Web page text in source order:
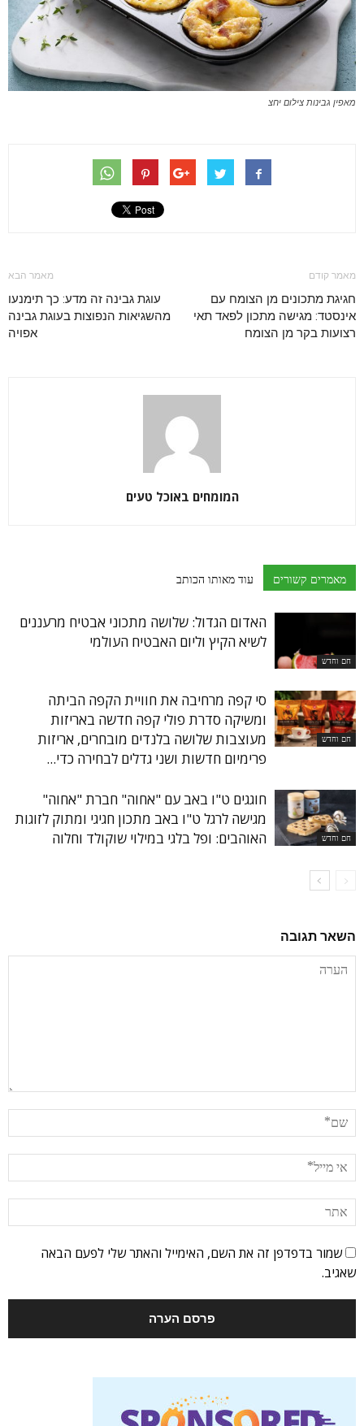
מאפין גבינות צילום יחצ
מאמר קודם
חגיגת מתכונים מן הצומח עם
אינסטד: מגישה מתכון לפאד תאי
רצועות בקר מן הצומח
מאמר הבא
עוגת גבינה זה מדע: כך תימנעו
מהשגיאות הנפוצות בעוגת גבינה
אפויה
המומחים באוכל טעים
מאמרים קשורים עוד מאותו הכותב
חם וחדש
האדום הגדול: שלושה מתכוני אבטיח מרעננים
לשיא הקיץ וליום האבטיח העולמי
חם וחדש
סי קפה מרחיבה את חוויית הקפה הביתה
ומשיקה סדרת פולי קפה חדשה באריזות
מעוצבות שלושה בלנדים מובחרים, אריזות
פרימיום חדשות ושני גדלים לבחירה כדי...
חם וחדש
חוגגים ט"ו באב עם "אחוה" חברת "אחוה"
מגישה לרגל ט"ו באב מתכון חגיגי ומתוק לזוגות
האוהבים: ופל בלגי במילוי שוקולד וחלוה
השאר תגובה
שמור בדפדפן זה את השם, האימייל והאתר שלי לפעם הבאה
שאגיב.